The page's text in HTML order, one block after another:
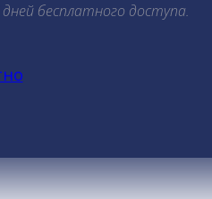
бесплатного доступа.